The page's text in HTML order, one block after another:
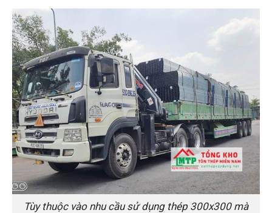
Tùy thuộc vào nhu cầu sử dụng thép 300x300 mà